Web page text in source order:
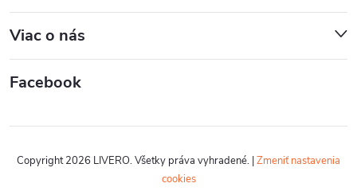
Viac o nás
Facebook
Copyright 2026 LIVERO. Všetky práva vyhradené. |Zmeniť nastavenia
cookies